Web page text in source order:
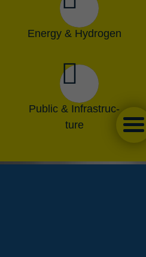
Energy & Hydrogen
Public & Infra­s­truc­
ture